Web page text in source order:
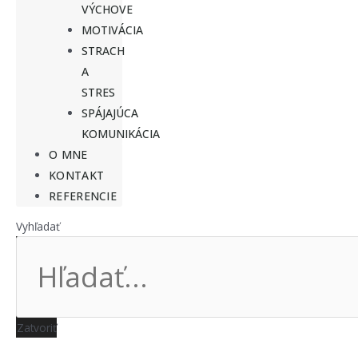
VÝCHOVE
MOTIVÁCIA
STRACH
A
STRES
SPÁJAJÚCA
KOMUNIKÁCIA
O MNE
KONTAKT
REFERENCIE
Vyhľadať
Zatvoriť